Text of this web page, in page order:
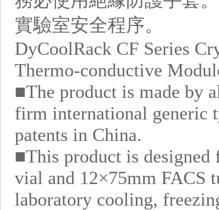
實驗室安全程序。
DyCoolRack CF Series
Thermo-conductive
■The product is made by
firm international generic
patents in China.
■This product is
vial and 12×75mm FACS
laboratory cooling,